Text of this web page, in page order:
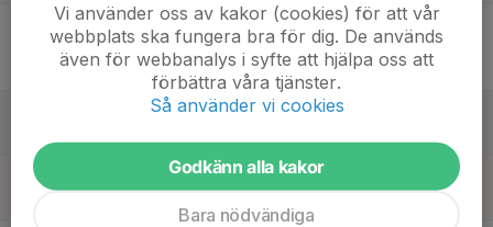
20:00
22:00
Match mot Spånga IS IK 1
U14 Grupp C2
Stricct Travel Arena
Fys/ispass
16 Fys/ispass
Vi använder oss av kakor (cookies) för att vår
webbplats ska fungera bra för dig. De används
även för webbanalys i syfte att hjälpa oss att
förbättra våra tjänster.
Så använder vi cookies
Godkänn alla kakor
Bara nödvändiga